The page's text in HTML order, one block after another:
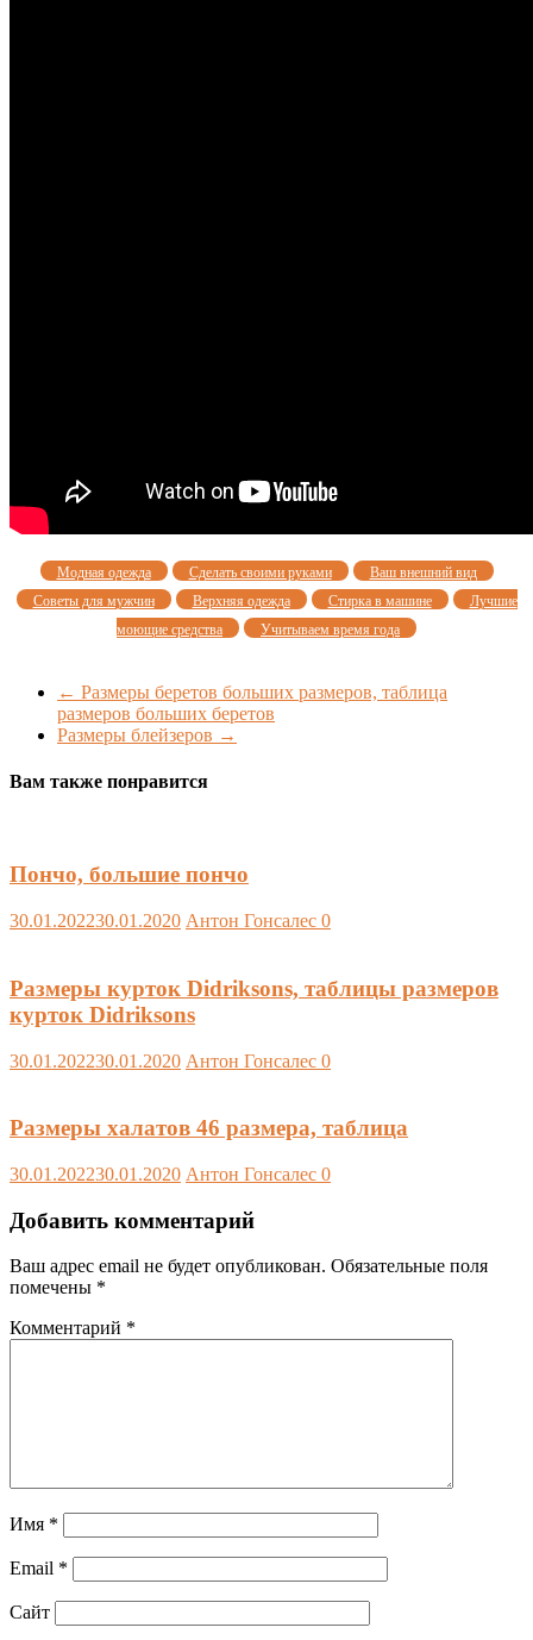
Модная одежда Сделать своими руками
Ваш внешний вид
Советы для мужчин
Верхняя одежда Стирка в машине
Лучшие
моющие средства
Учитываем время года
← Размеры беретов больших размеров, таблица
размеров больших беретов
Размеры блейзеров →
Вам также понравится
Пончо, большие пончо
30.01.202230.01.2020 Антон Гонсалес 0
Размеры курток Didriksons, таблицы размеров
курток Didriksons
30.01.202230.01.2020 Антон Гонсалес 0
Размеры халатов 46 размера, таблица
30.01.202230.01.2020 Антон Гонсалес 0
Добавить комментарий
Ваш адрес email не будет опубликован. Обязательные поля
помечены *
Комментарий *
Имя *
Email *
Сайт